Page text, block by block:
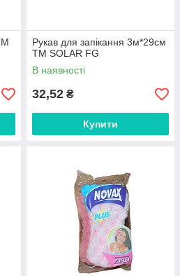
Рукав для запікання 3м*29см
ТМ SOLAR FG
В наявності
32,52 ₴
Купити